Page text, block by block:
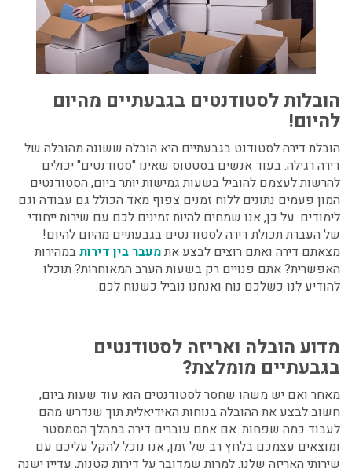
הובלות לסטודנטים בגבעתיים מהיום
להיום!
הובלת דירה לסטודנט בגבעתיים היא הובלה ששונה מהובלה של
דירה רגילה. בעוד אנשים בסטטוס שאינו "סטודנטים" יכולים
להרשות לעצמם להוביל בשעות גמישות יותר ביום, הסטודנטים
המון פעמים נתונים ללוח זמנים צפוף מאד הכולל גם עבודה וגם
לימודים. על כן, אנו שמחים להיות זמינים לכם עם שירות ייחודי
של העברת תכולת דירה לסטודנטים בגבעתיים מהיום להיום!
מצאתם דירה ואתם רוצים לבצע אתמעבר בין דירותבמהירות
האפשרית? אתם פנויים רק בשעות הערב המאוחרות? תוכלו
להודיע לנו כשלכם נוח ואנחנו נוביל כשנוח לכם.
מדוע הובלה ואריזה לסטודנטים
בגבעתיים מומלצת?
מאחר ואם יש משהו שחסר לסטודנטים הוא עוד שעות ביום,
חשוב לבצע את ההובלה בנוחות האידיאלית תוך שנדרש מהם
לעבוד כמה שפחות. אם אתם עוברים דירה במהלך הסמסטר
ומוצאים עצמכם בלחץ רב של זמן, אנו נוכל להקל עליכם עם